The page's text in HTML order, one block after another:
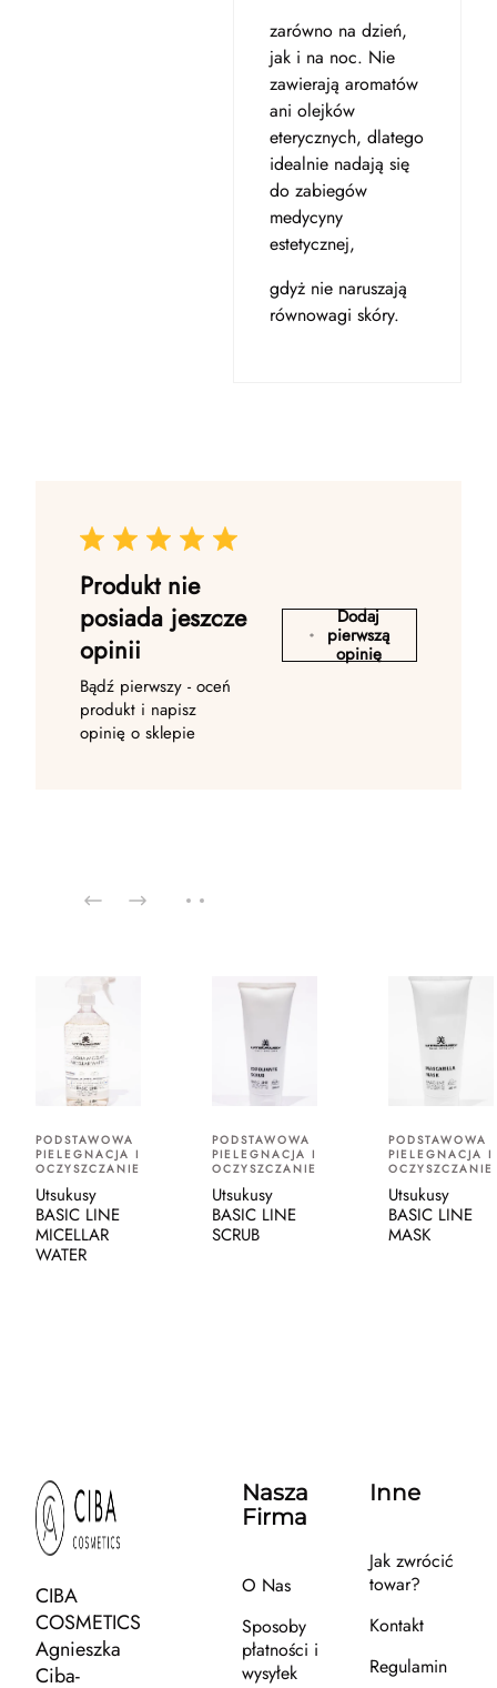
zarówno na dzień,
jak i na noc. Nie
zawierają aromatów
ani olejków
eterycznych, dlatego
idealnie nadają się
do zabiegów
medycyny
estetycznej,
gdyż nie naruszają
równowagi skóry.
Produkt nie
posiada jeszcze
opinii
Bądź pierwszy - oceń
produkt i napisz
opinię o sklepie
Dodaj
pierwszą
opinię
PODSTAWOWA
PIELEGNACJA I
OCZYSZCZANIE
Utsukusy
BASIC LINE
MICELLAR
WATER
PODSTAWOWA
PIELEGNACJA I
OCZYSZCZANIE
Utsukusy
BASIC LINE
SCRUB
PODSTAWOWA
PIELEGNACJA I
OCZYSZCZANIE
Utsukusy
BASIC LINE
MASK
CIBA
COSMETICS
Agnieszka
Ciba-
Nasza
Firma
O Nas
Sposoby
płatności i
wysyłek
Inne
Jak zwrócić
towar?
Kontakt
Regulamin